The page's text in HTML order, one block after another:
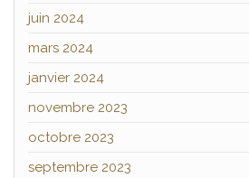
juin 2024
mars 2024
janvier 2024
novembre 2023
octobre 2023
septembre 2023